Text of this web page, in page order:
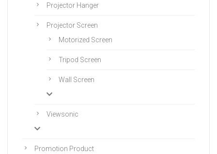
Projector Hanger
Projector Screen
Motorized Screen
Tripod Screen
Wall Screen
Viewsonic
Promotion Product